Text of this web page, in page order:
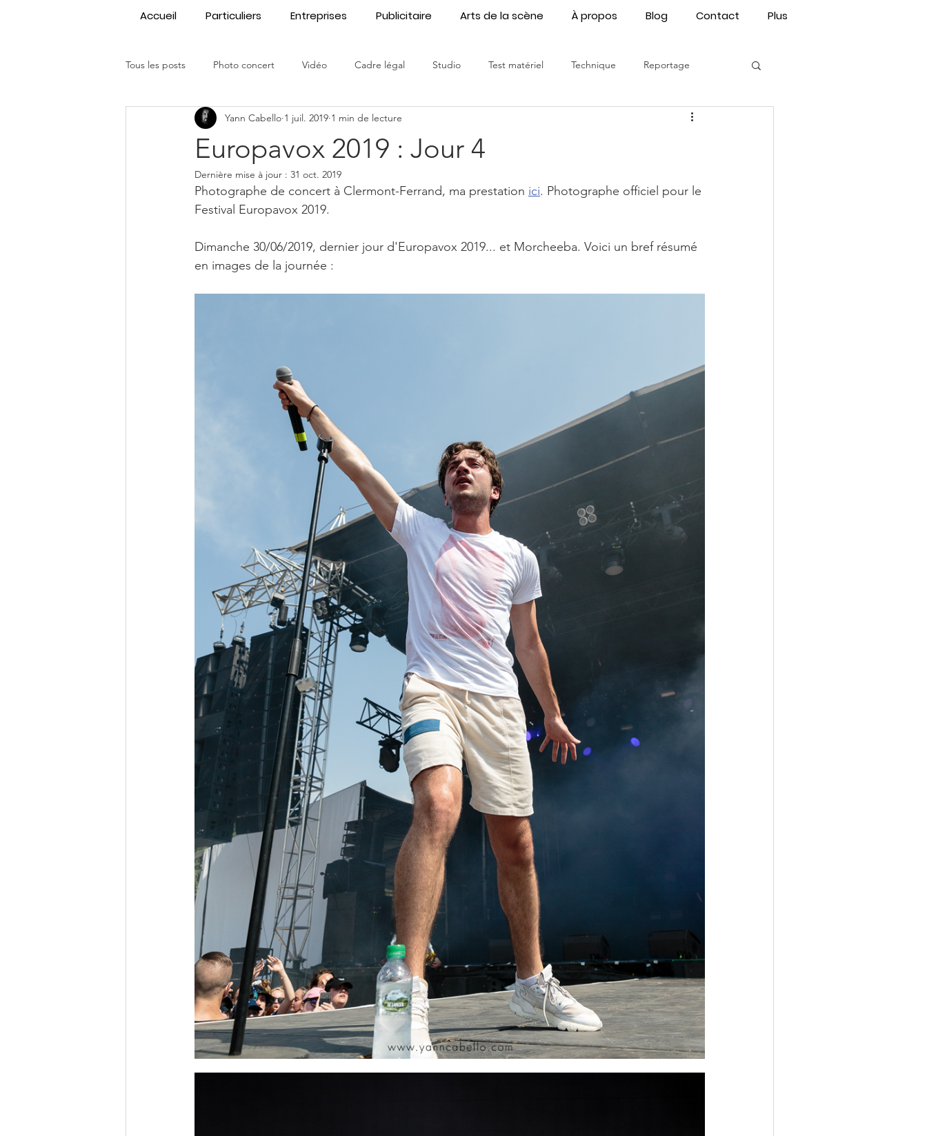
Accueil Particuliers Entreprises Publicitaire Arts de la scène À propos Blog Contact Plus
Tous les posts Photo concert Vidéo Cadre légal Studio Test matériel Technique Reportage
café-théâtre entreprise spectacle vivant
Événementiel Prestations
Europavox 2019 : Jour 4
Yann Cabello 1 juil. 2019 1 min de lecture
Dernière mise à jour : 31 oct. 2019
Photographe de concert à Clermont-Ferrand, ma prestation ici. Photographe officiel pour le
Festival Europavox 2019.
Dimanche 30/06/2019, dernier jour d'Europavox 2019... et Morcheeba. Voici un bref résumé
en images de la journée :